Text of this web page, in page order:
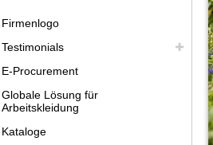
Firmenlogo
Testimonials
E-Procurement
Globale Lösung für
Arbeitskleidung
Kataloge